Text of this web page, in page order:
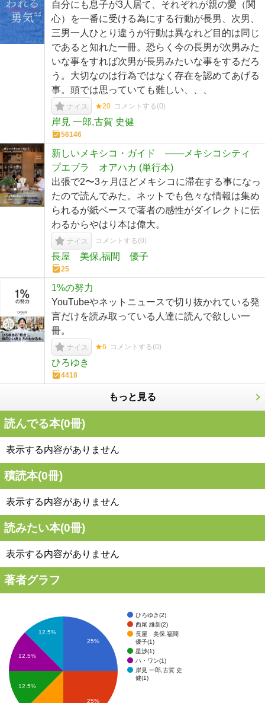
自分にも息子が3人居て、それぞれが親の愛（関
心）を一番に受ける為にする行動が長男、次男、
三男一人ひとり違うが行動は異なれど目的は同じ
であると知れた一冊。恐らく今の長男が次男みた
いな事をすれば次男が長男みたいな事をするだろ
う。大切なのは行為ではなく存在を認めてあげる
事。頭では思っていても難しい、、、
ナイス ★20 コメントする(0)
岸見 一郎,古賀 史健
56146
新しいメキシコ・ガイド ――メキシコシティ
プエブラ オアハカ (単行本)
出張で2〜3ヶ月ほどメキシコに滞在する事になっ
たので読んでみた。ネットでも色々な情報は集め
られるが紙ベースで著者の感性がダイレクトに伝
わるからやはり本は偉大。
ナイス コメントする(0)
長屋 美保,福間 優子
25
1%の努力
YouTubeやネットニュースで切り抜かれている発
言だけを読み取っている人達に読んで欲しい一
冊。
ナイス ★6 コメントする(0)
ひろゆき
4418
もっと見る
読んでる本(0冊)
表示する内容がありません
積読本(0冊)
表示する内容がありません
読みたい本(0冊)
表示する内容がありません
著者グラフ
ひろゆき(2)
西尾 維新(2)
長屋 美保,福間
優子(1)
星渉(1)
ハ・ワン(1)
岸見 一郎,古賀 史
健(1)
25%
12.5%
12.5%
12.5%
25%